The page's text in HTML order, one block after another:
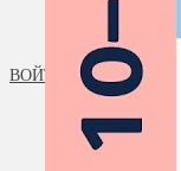
ВОЙТИ